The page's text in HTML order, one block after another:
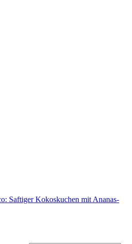
Saftiger Kokoskuchen mit Ananas-